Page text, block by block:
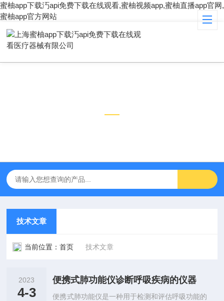
蜜柚app下载汅api免费下载在线观看,蜜柚视频app,蜜柚直播app官网,
蜜柚app官方网站
技术文章
当前位置：首页 技术文章
2023
4-3
便携式肺功能仪诊断呼吸疾病的仪器
便携式肺功能仪是一种用于检测和评估呼吸功能的